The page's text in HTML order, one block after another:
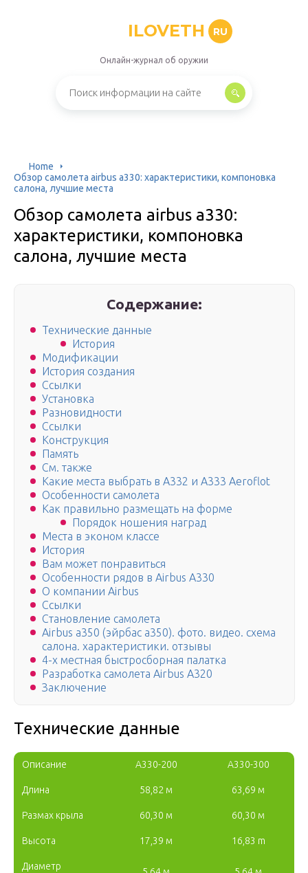
ILOVETH RU
Онлайн-журнал об оружии
Home
Обзор самолета airbus а330: характеристики, компоновка
салона, лучшие места
Обзор самолета airbus а330:
характеристики, компоновка
салона, лучшие места
Содержание:
Технические данные
История
Модификации
История создания
Ссылки
Установка
Разновидности
Ссылки
Конструкция
Память
См. также
Какие места выбрать в А332 и А333 Aeroflot
Особенности самолета
Как правильно размещать на форме
Порядок ношения наград
Места в эконом классе
История
Вам может понравиться
Особенности рядов в Airbus A330
О компании Airbus
Ссылки
Становление самолета
Airbus a350 (эйрбас a350). фото. видео. схема
салона. характеристики. отзывы
4-х местная быстросборная палатка
Разработка самолета Airbus А320
Заключение
Технические данные
Описание A330-200 A330-300
Длина 58,82 м 63,69 м
Размах крыла 60,30 м 60,30 м
Высота 17,39 м 16,83 m
Диаметр